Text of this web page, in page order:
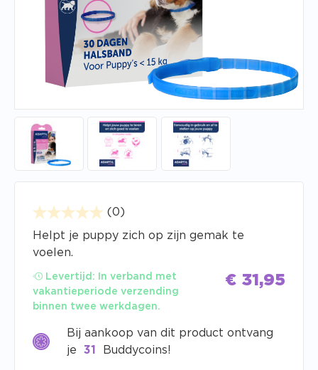
(0)
Helpt je puppy zich op zijn gemak te
voelen.
€ 31,95
Levertijd:
In verband met
vakantieperiode verzending
binnen twee werkdagen.
Bij aankoop van dit product ontvang
je
31 Buddycoins!